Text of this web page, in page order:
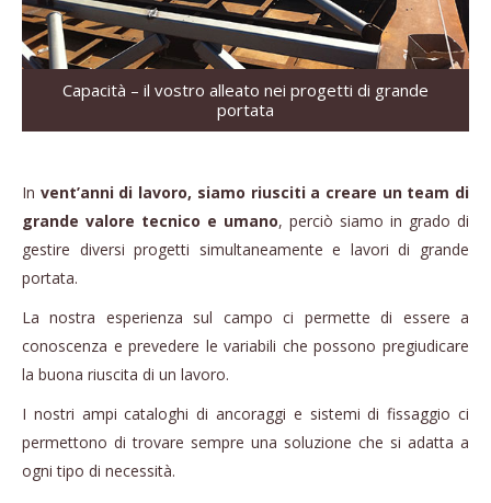
Capacità – il vostro alleato nei progetti di grande
portata
In vent’anni di lavoro, siamo riusciti a creare un team di
grande valore tecnico e umano, perciò siamo in grado di
gestire diversi progetti simultaneamente e lavori di grande
portata.
La nostra esperienza sul campo ci permette di essere a
conoscenza e prevedere le variabili che possono pregiudicare
la buona riuscita di un lavoro.
I nostri ampi cataloghi di ancoraggi e sistemi di fissaggio ci
permettono di trovare sempre una soluzione che si adatta a
ogni tipo di necessità.